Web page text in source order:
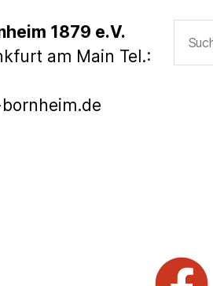
1879 e.V.
am Main Tel.:
nach: